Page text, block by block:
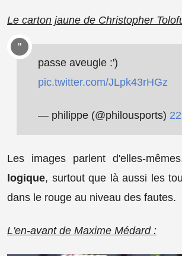
Le carton jaune de Christopher
passe aveugle :')
pic.twitter.com/JLpk43rHGz
— philippe (@philousports)
Les images parlent d'elles-
logique, surtout que là aussi les
dans le rouge au niveau des fautes.
L'en-avant de Maxime Médard :